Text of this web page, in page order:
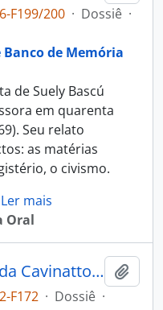
F199/200 · Dossiê ·
de Memória
de Suely Bascú
em quarenta
Seu relato
as matérias
o civismo.
Ler mais
Oral
Entrevista com Ermelinda Cavinatto e Vanda Cavinatto Spiegeorin
F172 · Dossiê ·